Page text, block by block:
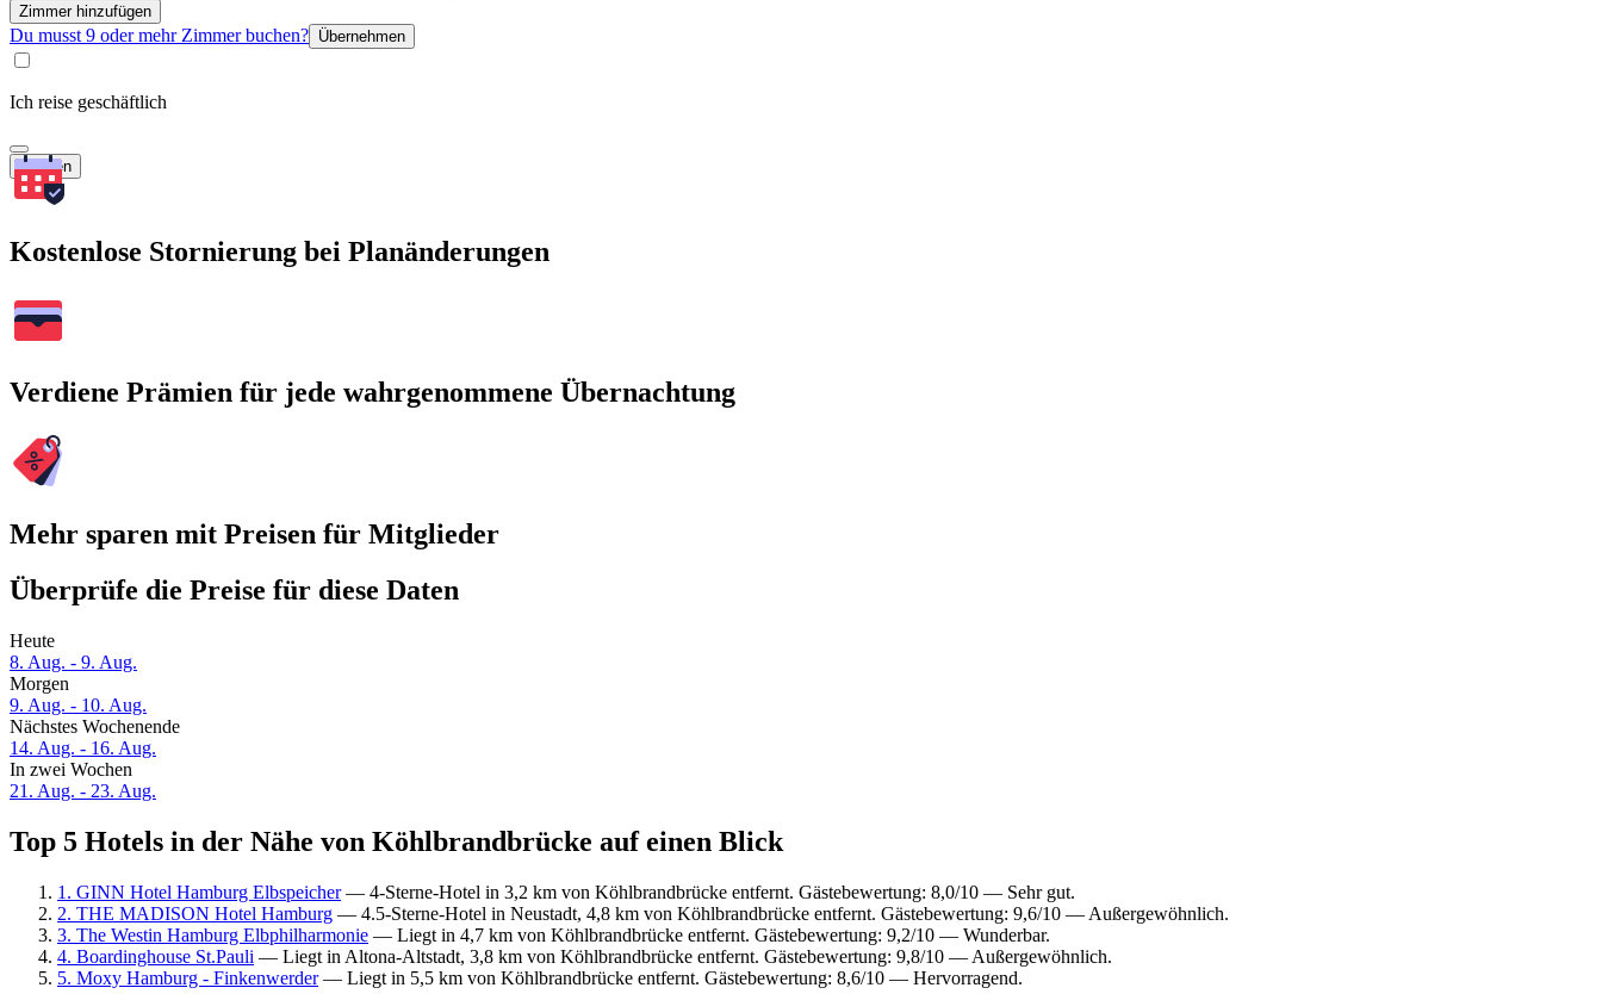
Zimmer hinzufügen
Du musst 9 oder mehr Zimmer buchen? Übernehmen
Ich reise geschäftlich
Suchen
Kostenlose Stornierung bei Planänderungen
Verdiene Prämien für jede wahrgenommene Übernachtung
Mehr sparen mit Preisen für Mitglieder
Überprüfe die Preise für diese Daten
Heute
8. Aug. - 9. Aug.
Morgen
9. Aug. - 10. Aug.
Nächstes Wochenende
14. Aug. - 16. Aug.
In zwei Wochen
21. Aug. - 23. Aug.
Top 5 Hotels in der Nähe von Köhlbrandbrücke auf einen Blick
1. GINN Hotel Hamburg Elbspeicher— 4-Sterne-Hotel in 3,2 km von Köhlbrandbrücke entfernt. Gästebewertung: 8,0/10 — Sehr gut.
2. THE MADISON Hotel Hamburg — 4.5-Sterne-Hotel in Neustadt, 4,8 km von Köhlbrandbrücke entfernt. Gästebewertung: 9,6/10 — Außergewöhnlich.
3. The Westin Hamburg Elbphilharmonie — Liegt in 4,7 km von Köhlbrandbrücke entfernt. Gästebewertung: 9,2/10 — Wunderbar.
4. Boardinghouse St.Pauli — Liegt in Altona-Altstadt, 3,8 km von Köhlbrandbrücke entfernt. Gästebewertung: 9,8/10 — Außergewöhnlich.
5. Moxy Hamburg - Finkenwerder— Liegt in 5,5 km von Köhlbrandbrücke entfernt. Gästebewertung: 8,6/10 — Hervorragend.